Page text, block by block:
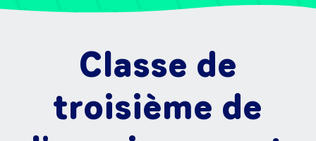
Classe de
troisième de